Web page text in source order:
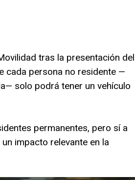
tras la presentación del
cada persona no residente —
solo podrá tener un vehículo
permanentes, pero sí a
impacto relevante en la